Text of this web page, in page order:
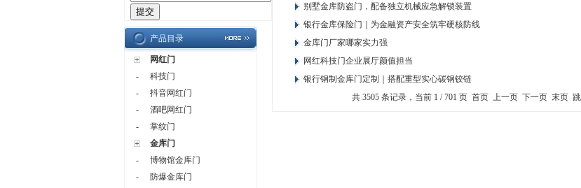
产品目录
网红门
-
科技门
-
抖音网红门
-
酒吧网红门
-
掌纹门
金库门
-
博物馆金库门
-
防爆金库门
别墅金库防盗门，配备独立机械应急解锁装置
银行金库保险门｜为金融资产安全筑牢硬核防线
金库门厂家哪家实力强
网红科技门企业展厅颜值担当
银行钢制金库门定制｜搭配重型实心碳钢铰链
共 3505 条记录，当前 1 / 701 页 首页 上一页 下一页 末页跳